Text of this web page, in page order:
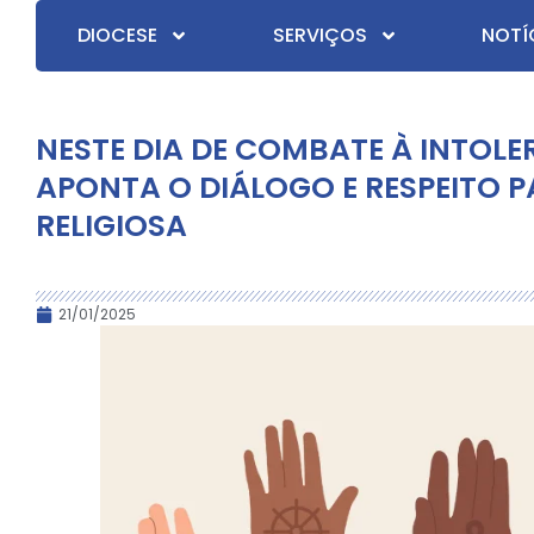
DIOCESE SERVIÇOS
NESTE DIA DE COMBATE À
APONTA O DIÁLOGO E RESPEITO
RELIGIOSA
21/01/2025